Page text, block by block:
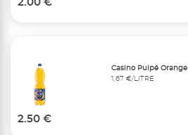
2.00 €
Casino Pulpé Orange
1,67 €/LITRE
2.50 €